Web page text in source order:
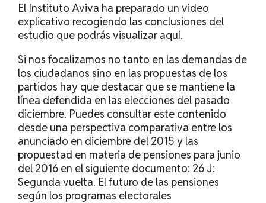
El Instituto Aviva ha preparado un video
explicativo recogiendo las conclusiones del
estudio que podrás visualizaraquí.
Si nos focalizamos no tanto en las demandas de
los ciudadanos sino en las propuestas de los
partidos hay que destacar que se mantiene la
línea defendida en las elecciones del pasado
diciembre. Puedes consultar este contenido
desde una perspectiva comparativa entre los
anunciado en diciembre del 2015 y las
propuestad en materia de pensiones para junio
del 2016 en el siguiente documento: 26 J:
Segunda vuelta. El futuro de las pensiones
según los programas electorales